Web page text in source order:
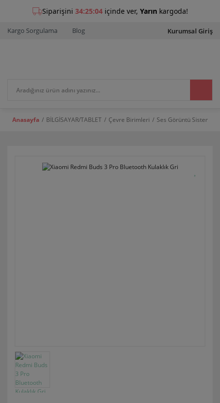
Kargo Sorgulama Blog Kurumsal Giriş
Anasayfa BİLGİSAYAR/TABLET Çevre Birimleri Ses Görüntü Sistemleri